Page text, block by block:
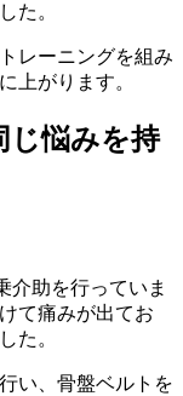
た。
レーニングを組み
上がります。
じ悩みを持
介助を行っていま
て痛みが出てお
た。
い、骨盤ベルトを